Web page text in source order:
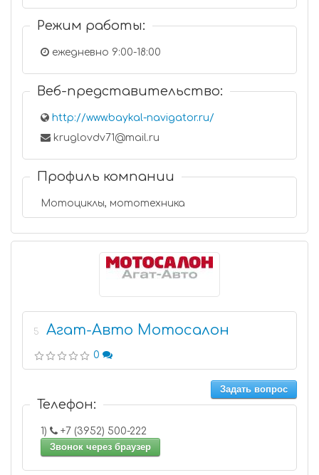
Режим работы:
ежедневно 9:00-18:00
Веб-представительство:
http://www.baykal-navigator.ru/
kruglovdv71@mail.ru
Профиль компании
Мотоциклы, мототехника
5 Агат-Авто Мотосалон
0
Задать вопрос
Телефон:
1)
+7 (3952) 500-222
Звонок через браузер